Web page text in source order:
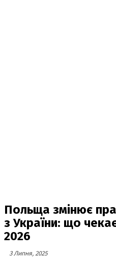
Польща змінює
з України: що
2026
3 Липня, 2025